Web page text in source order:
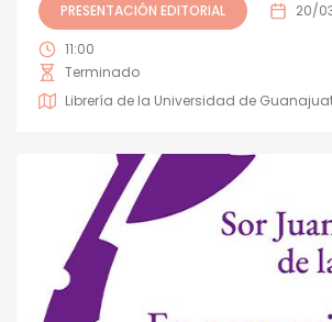
PRESENTACIÓN EDITORIAL 20/
11:00
Terminado
Librería de la Universidad de